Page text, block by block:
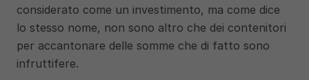
considerato come un investimento, ma come dice
lo stesso nome, non sono altro che dei contenitori
per accantonare delle somme che di fatto sono
infruttifere.